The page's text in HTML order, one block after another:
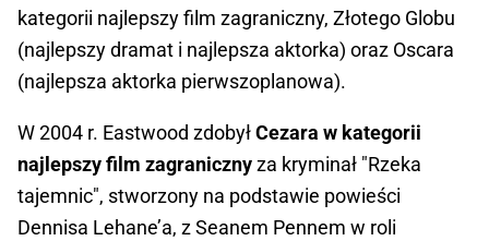
kategorii najlepszy film zagraniczny, Złotego Globu
(najlepszy dramat i najlepsza aktorka) oraz Oscara
(najlepsza aktorka pierwszoplanowa).
W 2004 r. Eastwood zdobyłCezara w kategorii
najlepszy film zagranicznyza kryminał "Rzeka
tajemnic", stworzony na podstawie powieści
Dennisa Lehane’a, z Seanem Pennem w roli